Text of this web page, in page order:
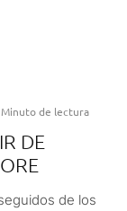
Minuto de lectura
DE
de los